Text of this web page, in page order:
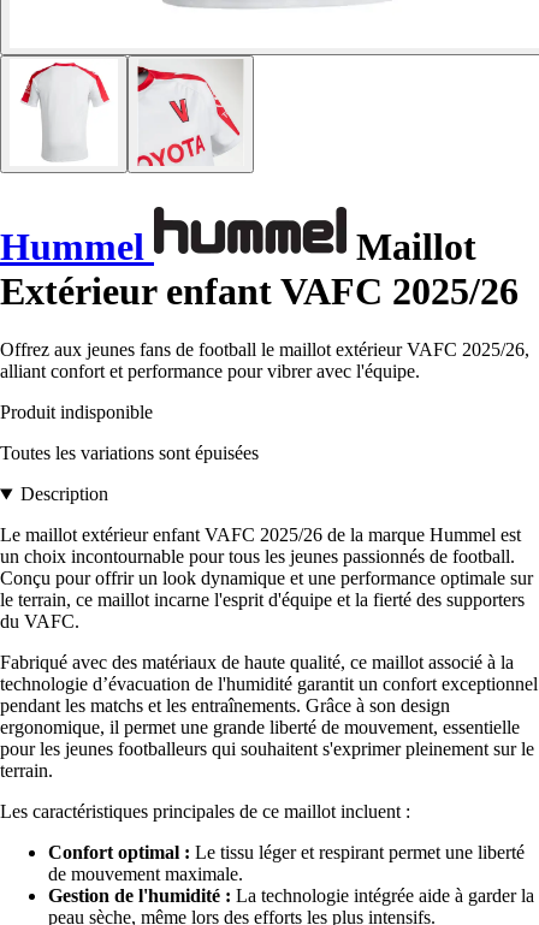
Hummel
Maillot
Extérieur enfant VAFC 2025/26
Offrez aux jeunes fans de football le maillot extérieur VAFC 2025/26,
alliant confort et performance pour vibrer avec l'équipe.
Produit indisponible
Toutes les variations sont épuisées
Description
Le maillot extérieur enfant VAFC 2025/26 de la marque Hummel est
un choix incontournable pour tous les jeunes passionnés de football.
Conçu pour offrir un look dynamique et une performance optimale sur
le terrain, ce maillot incarne l'esprit d'équipe et la fierté des supporters
du VAFC.
Fabriqué avec des matériaux de haute qualité, ce maillot associé à la
technologie d’évacuation de l'humidité garantit un confort exceptionnel
pendant les matchs et les entraînements. Grâce à son design
ergonomique, il permet une grande liberté de mouvement, essentielle
pour les jeunes footballeurs qui souhaitent s'exprimer pleinement sur le
terrain.
Les caractéristiques principales de ce maillot incluent :
Confort optimal : Le tissu léger et respirant permet une liberté
de mouvement maximale.
Gestion de l'humidité : La technologie intégrée aide à garder la
peau sèche, même lors des efforts les plus intensifs.